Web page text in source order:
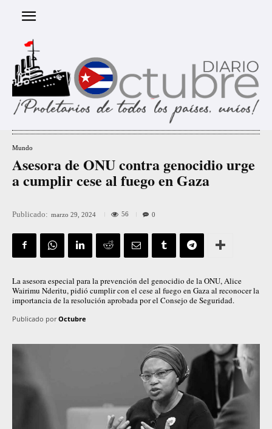
Mundo
Asesora de ONU contra genocidio urge
a cumplir cese al fuego en Gaza
Publicado: marzo 29, 2024 56 0
La asesora especial para la prevención del genocidio de la ONU, Alice
Wairimu Nderitu, pidió cumplir con el cese al fuego en Gaza al reconocer la
importancia de la resolución aprobada por el Consejo de Seguridad.
Publicado por Octubre